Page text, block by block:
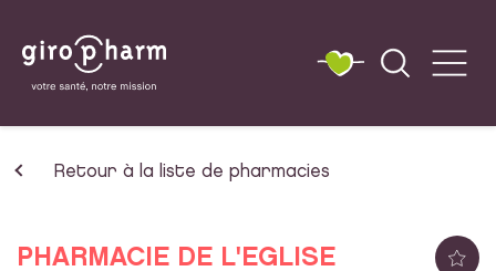
Retour à la liste de pharmacies
PHARMACIE DE L'EGLISE